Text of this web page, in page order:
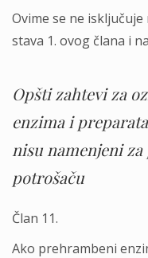
Ovime se ne
stava 1. ovog člana i
Opšti zahtevi za
enzima i
nisu namenjeni
potrošaču
Član 11.
Ako prehrambeni